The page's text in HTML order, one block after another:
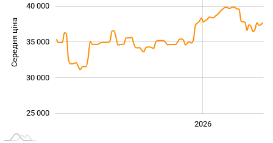
Середня ціна 26 000
30 000
40 000
35 000
25 000
2026